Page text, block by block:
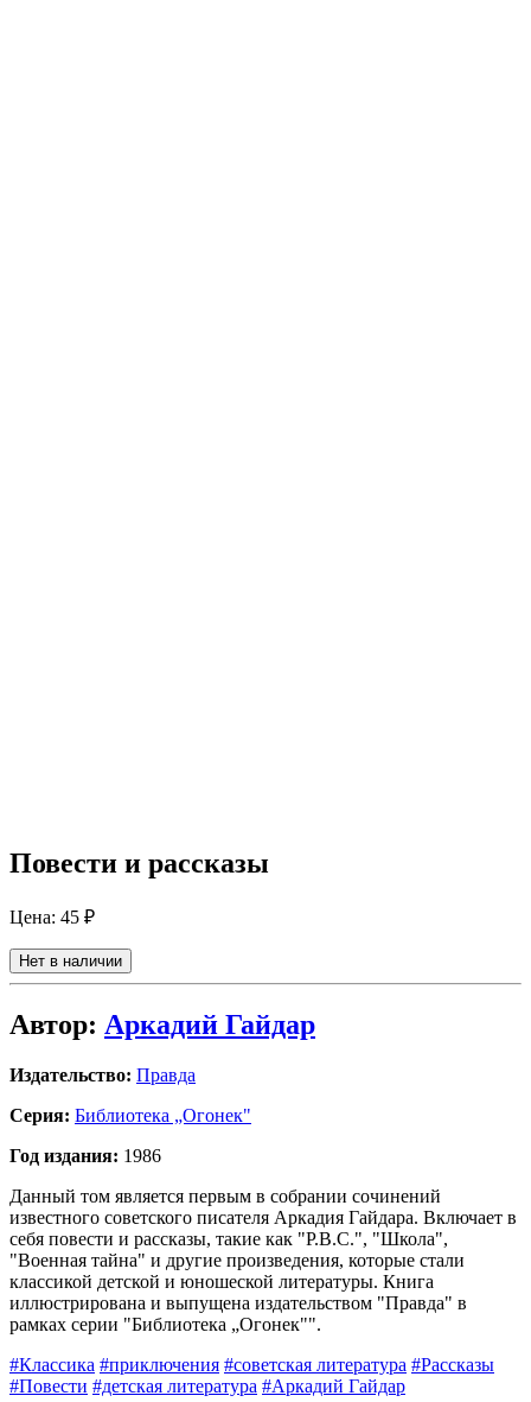
Повести и рассказы
Цена: 45 ₽
Нет в наличии
Автор: Аркадий Гайдар
Издательство: Правда
Серия: Библиотека „Огонек"
Год издания: 1986
Данный том является первым в собрании сочинений
известного советского писателя Аркадия Гайдара. Включает в
себя повести и рассказы, такие как "Р.В.С.", "Школа",
"Военная тайна" и другие произведения, которые стали
классикой детской и юношеской литературы. Книга
иллюстрирована и выпущена издательством "Правда" в
рамках серии "Библиотека „Огонек"".
#Классика #приключения #советская литература #Рассказы
#Повести #детская литература #Аркадий Гайдар